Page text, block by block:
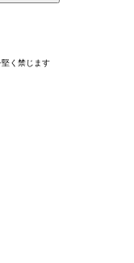
く禁じます